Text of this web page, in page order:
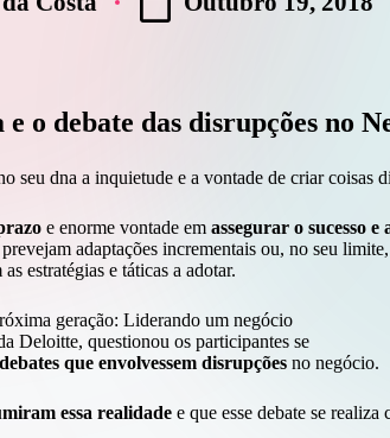
o debate das disrupções no
seu dna a inquietude e a vontade de criar coisas
e enorme vontade em assegurar o sucesso
adaptações incrementais ou, no seu
estratégias e táticas a adotar.
geração: Liderando um negócio
Deloitte, questionou os participantes se
que envolvessem disrupçõesno negócio.
essa realidadee que esse debate se realiza